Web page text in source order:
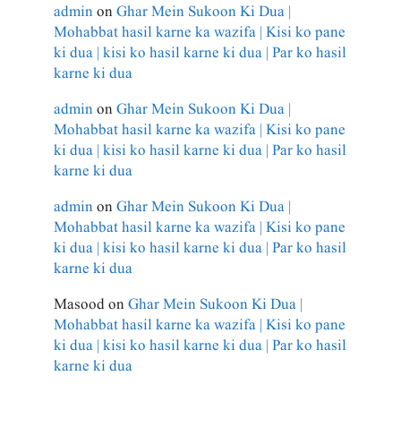
adminonGhar Mein Sukoon Ki Dua |
Mohabbat hasil karne ka wazifa | Kisi ko pane
ki dua | kisi ko hasil karne ki dua | Par ko hasil
karne ki dua
adminonGhar Mein Sukoon Ki Dua |
Mohabbat hasil karne ka wazifa | Kisi ko pane
ki dua | kisi ko hasil karne ki dua | Par ko hasil
karne ki dua
adminonGhar Mein Sukoon Ki Dua |
Mohabbat hasil karne ka wazifa | Kisi ko pane
ki dua | kisi ko hasil karne ki dua | Par ko hasil
karne ki dua
MasoodonGhar Mein Sukoon Ki Dua |
Mohabbat hasil karne ka wazifa | Kisi ko pane
ki dua | kisi ko hasil karne ki dua | Par ko hasil
karne ki dua